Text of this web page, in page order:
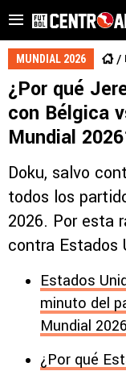
MUNDIAL 2026
¿Por qué
con Bélgica
Mundial
Doku, salvo
todos los
2026. Por esta
contra Estados
Estados
minuto del
Mundial 2026
¿Por qué